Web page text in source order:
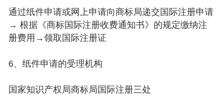
通过纸件申请或网上申请向商标局递交国际注册申请
→ 根据《商标国际注册收费通知书》的规定缴纳注
册费用→领取国际注册证
6、纸件申请的受理机构
国家知识产权局商标局国际注册三处